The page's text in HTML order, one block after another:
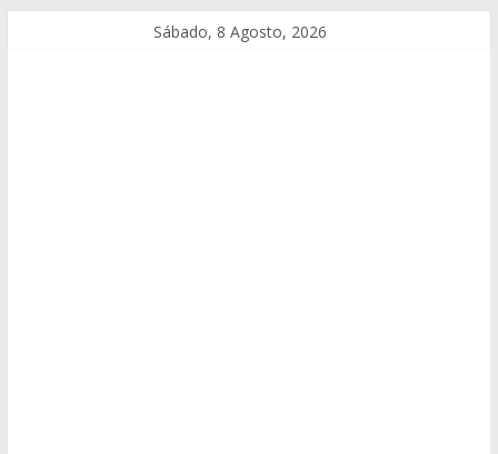
Sábado, 8 Agosto, 2026